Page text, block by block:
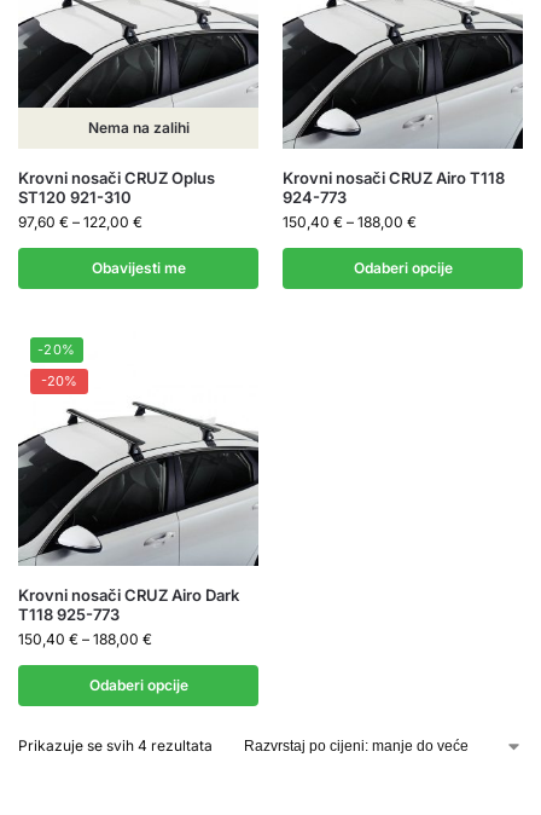
Nema na zalihi
Krovni nosači CRUZ Oplus
ST120 921-310
97,60 € – 122,00 €
Obavijesti me
Krovni nosači CRUZ Airo T118
924-773
150,40 € – 188,00 €
Odaberi opcije
-20%
-20%
Krovni nosači CRUZ Airo Dark
T118 925-773
150,40 € – 188,00 €
Odaberi opcije
Prikazuje se svih 4 rezultata